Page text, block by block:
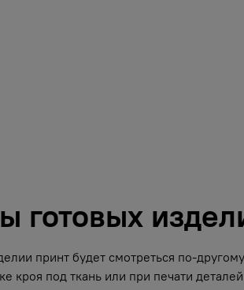
готовых
принт будет смотреться по-
кроя под ткань или при печати